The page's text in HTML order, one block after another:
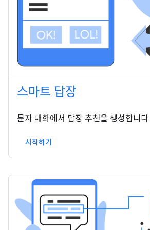
스마트 답장
문자 대화에서 답장 추천을 생성합니다.
시작하기